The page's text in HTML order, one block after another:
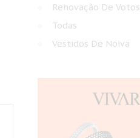
Renovação De Votos
Todas
Vestidos De Noiva